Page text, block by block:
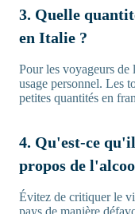
3. Quelle
en Italie ?
Pour les voyageurs
usage personnel. Les
petites quantités en
4. Qu'est-ce
propos de
Évitez de critiquer le
pays de manière